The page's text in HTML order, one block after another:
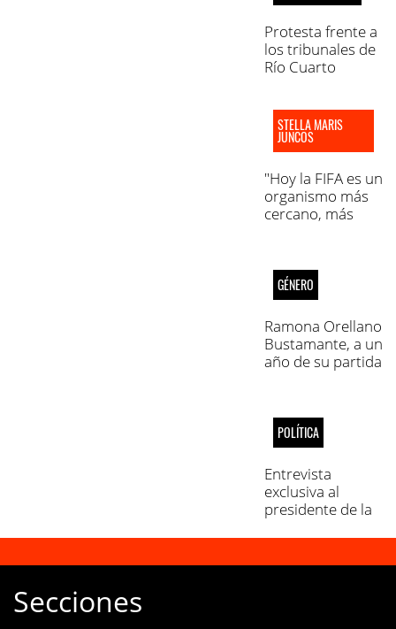
Protesta frente a
los tribunales de
Río Cuarto
STELLA MARIS
JUNCOS
"Hoy la FIFA es un
organismo más
cercano, más
GÉNERO
Ramona Orellano
Bustamante, a un
año de su partida
POLÍTICA
Entrevista
exclusiva al
presidente de la
de Jesús María
Secciones